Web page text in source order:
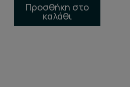
Προσθήκη στο
καλάθι